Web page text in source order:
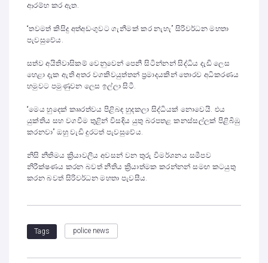
ආරම්භ කර ඇත.
“තවමත් කිසිදු අත්අඩංගුවට ගැනීමක් කර නැහැ” සිරිවර්ධන මහතා
පැවසුවේය.
සත්ව අයිතිවාසිකම් වෙනුවෙන් පෙනී සිටින්නන් සිද්ධිය දැඩි ලෙස
හෙළා දැක ඇති අතර වගකිවයුත්තන් ප්‍රමාදයකින් තොරව අධිකරණය
හමුවට පමුණුවන ලෙස ඉල්ලා සිටී.
“මෙය හුදෙක් කෲරත්වය පිළිබඳ හුදකලා සිද්ධියක් නොවෙයි. එය
යුක්තිය සහ වගවීම තුළින් විසඳිය යුතු බරපතළ කනස්සල්ලක් පිළිබිඹු
කරනවා” ඔහු වැඩි දුරටත් පැවසුවේය.
නිසි නීතිමය ක්‍රියාවලිය අවසන් වන තුරු විමර්ශනය සමීපව
නිරීක්ෂණය කරන බවත් නීතිය ක්‍රියාත්මක කරන්නන් සමඟ කටයුතු
කරන බවත් සිරිවර්ධන මහතා පැවසීය.
Tags police news